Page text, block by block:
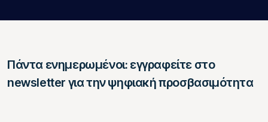
Πάντα ενημερωμένοι: εγγραφείτε στο
newsletter για την ψηφιακή προσβασιμότητα